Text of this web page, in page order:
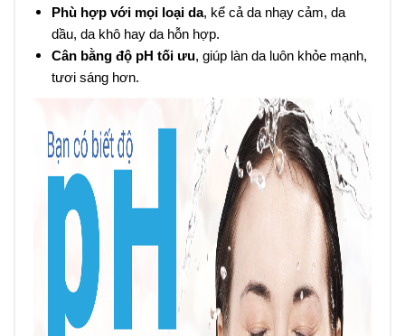
Phù hợp với mọi loại da, kể cả da nhạy cảm, da
dầu, da khô hay da hỗn hợp.
Cân bằng độ pH tối ưu, giúp làn da luôn khỏe mạnh,
tươi sáng hơn.